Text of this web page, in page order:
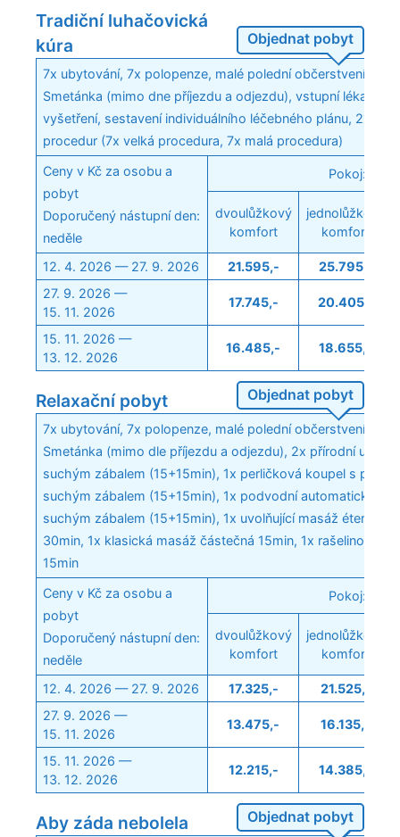
Tradiční luhačovická
kúra
Objednat pobyt
7x ubytování, 7x polopenze, malé polední občerstvení v
Smetánka (mimo dne příjezdu a odjezdu), vstupní lékařské
vyšetření, sestavení individuálního léčebného plánu, 21
procedur (7x velká procedura, 7x malá procedura)
Ceny v Kč za osobu a
pobyt
Doporučený nástupní den:
neděle
Pokoj:
dvoulůžkový
komfort
jednolůžkový
komfort
12. 4. 2026 — 27. 9. 2026 21.595,-
25.795,-
27. 9. 2026 —
15. 11. 2026
17.745,- 20.405,-
15. 11. 2026 —
13. 12. 2026
16.485,- 18.655,-
Relaxační pobyt Objednat pobyt
7x ubytování, 7x polopenze, malé polední občerstvení v
Smetánka (mimo dle příjezdu a odjezdu), 2x přírodní
suchým zábalem (15+15min), 1x perličková koupel s
suchým zábalem (15+15min), 1x podvodní automatická
suchým zábalem (15+15min), 1x uvolňující masáž
30min, 1x klasická masáž částečná 15min, 1x rašelinový
15min
Ceny v Kč za osobu a
pobyt
Doporučený nástupní den:
neděle
Pokoj:
dvoulůžkový
komfort
jednolůžkový
komfort
12. 4. 2026 — 27. 9. 2026 17.325,-
21.525,-
27. 9. 2026 —
15. 11. 2026
13.475,- 16.135,-
15. 11. 2026 —
13. 12. 2026
12.215,- 14.385,-
Aby záda nebolela Objednat pobyt